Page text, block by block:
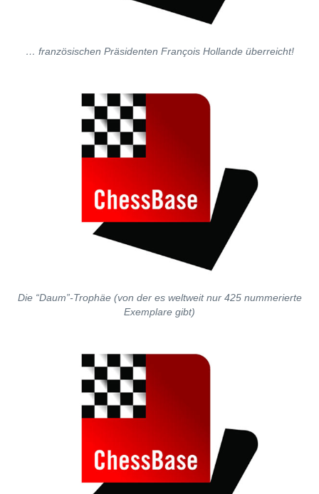
… französischen Präsidenten François Hollande überreicht!
Die “Daum”-Trophäe (von der es weltweit nur 425 nummerierte
Exemplare gibt)